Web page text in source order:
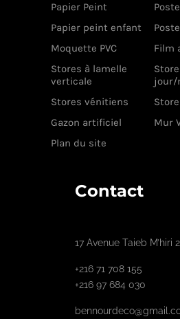
Papier Peint
Papier peint enfant
Moquette PVC
Film
Stores à lamelle
verticale
jour/
Stores vénitiens
Gazon artificiel
Mur
Plan du site
Contact
17 Avenue Taieb M’hiri
+216 71 708 155
+216 97 684 030